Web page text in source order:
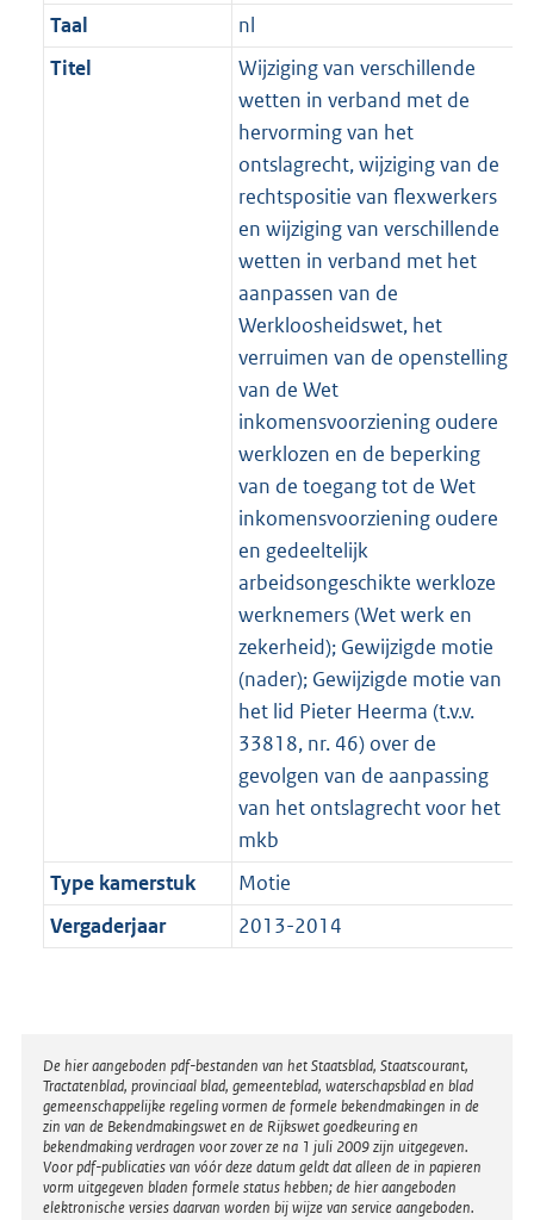
Taal
nl
Titel
Wijziging van verschillende
wetten in verband met de
hervorming van het
ontslagrecht, wijziging van de
rechtspositie van flexwerkers
en wijziging van verschillende
wetten in verband met het
aanpassen van de
Werkloosheidswet, het
verruimen van de openstelling
van de Wet
inkomensvoorziening oudere
werklozen en de beperking
van de toegang tot de Wet
inkomensvoorziening oudere
en gedeeltelijk
arbeidsongeschikte werkloze
werknemers (Wet werk en
zekerheid); Gewijzigde motie
(nader); Gewijzigde motie van
het lid Pieter Heerma (t.v.v.
33818, nr. 46) over de
gevolgen van de aanpassing
van het ontslagrecht voor het
mkb
Type kamerstuk
Motie
Vergaderjaar
2013-2014
Disclaimer
De hier aangeboden pdf-bestanden van het Staatsblad, Staatscourant,
Tractatenblad, provinciaal blad, gemeenteblad, waterschapsblad en blad
gemeenschappelijke regeling vormen de formele bekendmakingen in de
zin van de Bekendmakingswet en de Rijkswet goedkeuring en
bekendmaking verdragen voor zover ze na 1 juli 2009 zijn uitgegeven.
Voor pdf-publicaties van vóór deze datum geldt dat alleen de in papieren
vorm uitgegeven bladen formele status hebben; de hier aangeboden
elektronische versies daarvan worden bij wijze van service aangeboden.